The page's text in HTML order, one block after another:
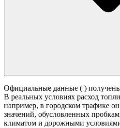
Официальные данные ( )
В реальных условиях расход
например, в городском трафике
значений, обусловленных
климатом и дорожными